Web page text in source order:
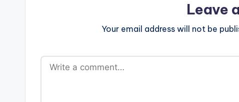
Leave
Your email address will not be